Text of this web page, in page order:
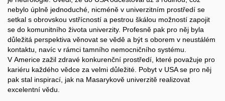
nebylo úplně jednoduché, nicméně v univerzitním prostředí se
setkal s obrovskou vstřícností a pestrou škálou možností zapojit
se do komunitního života univerzity. Profesně pak pro něj byla
důležitá perspektiva věnovat se vědě a být s oborem v neustálém
kontaktu, navíc v rámci tamního nemocničního systému.
V Americe zažil zdravé konkurenční prostředí, které považuje pro
kariéru každého vědce za velmi důležité. Pobyt v USA se pro něj
pak stal inspirací, jak na Masarykově univerzitě realizovat
excelentní vědu.